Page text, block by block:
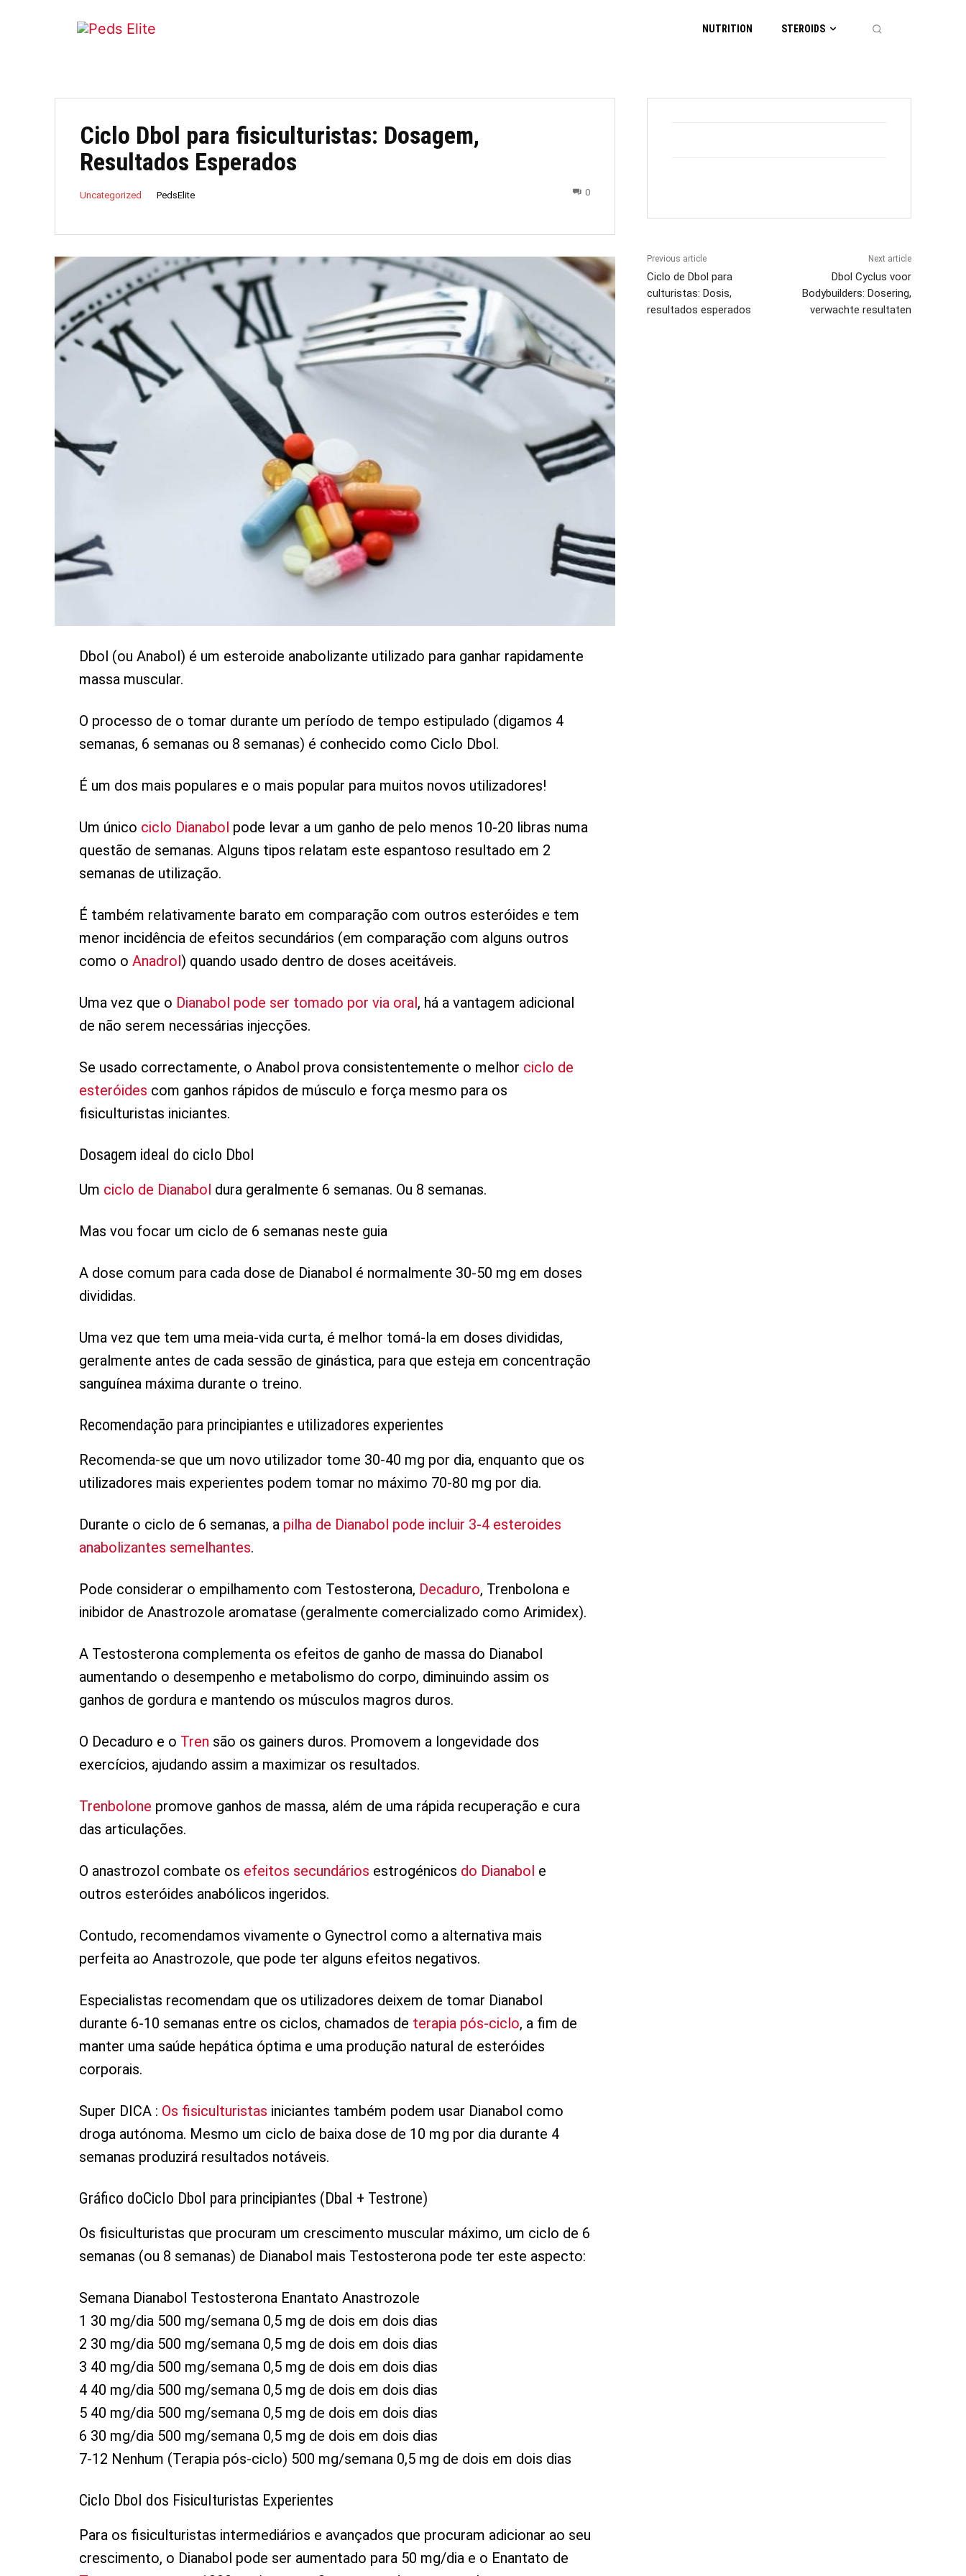
NUTRITION STEROIDS
Ciclo Dbol para fisiculturistas: Dosagem,
Resultados Esperados
Uncategorized PedsElite 0
Dbol (ou Anabol) é um esteroide anabolizante utilizado para ganhar rapidamente
massa muscular.
O processo de o tomar durante um período de tempo estipulado (digamos 4
semanas, 6 semanas ou 8 semanas) é conhecido como Ciclo Dbol.
É um dos mais populares e o mais popular para muitos novos utilizadores!
Um único ciclo Dianabol pode levar a um ganho de pelo menos 10-20 libras numa
questão de semanas. Alguns tipos relatam este espantoso resultado em 2
semanas de utilização.
É também relativamente barato em comparação com outros esteróides e tem
menor incidência de efeitos secundários (em comparação com alguns outros
como o Anadrol) quando usado dentro de doses aceitáveis.
Uma vez que o Dianabol pode ser tomado por via oral, há a vantagem adicional
de não serem necessárias injecções.
Se usado correctamente, o Anabol prova consistentemente o melhor ciclo de
esteróides com ganhos rápidos de músculo e força mesmo para os
fisiculturistas iniciantes.
Dosagem ideal do ciclo Dbol
Um ciclo de Dianabol dura geralmente 6 semanas. Ou 8 semanas.
Mas vou focar um ciclo de 6 semanas neste guia
A dose comum para cada dose de Dianabol é normalmente 30-50 mg em doses
divididas.
Uma vez que tem uma meia-vida curta, é melhor tomá-la em doses divididas,
geralmente antes de cada sessão de ginástica, para que esteja em concentração
sanguínea máxima durante o treino.
Recomendação para principiantes e utilizadores experientes
Recomenda-se que um novo utilizador tome 30-40 mg por dia, enquanto que os
utilizadores mais experientes podem tomar no máximo 70-80 mg por dia.
Durante o ciclo de 6 semanas, a pilha de Dianabol pode incluir 3-4 esteroides
anabolizantes semelhantes.
Pode considerar o empilhamento com Testosterona, Decaduro, Trenbolona e
inibidor de Anastrozole aromatase (geralmente comercializado como Arimidex).
A Testosterona complementa os efeitos de ganho de massa do Dianabol
aumentando o desempenho e metabolismo do corpo, diminuindo assim os
ganhos de gordura e mantendo os músculos magros duros.
O Decaduro e o Tren são os gainers duros. Promovem a longevidade dos
exercícios, ajudando assim a maximizar os resultados.
Trenbolone promove ganhos de massa, além de uma rápida recuperação e cura
das articulações.
O anastrozol combate os efeitos secundários estrogénicos do Dianabol e
outros esteróides anabólicos ingeridos.
Contudo, recomendamos vivamente o Gynectrol como a alternativa mais
perfeita ao Anastrozole, que pode ter alguns efeitos negativos.
Especialistas recomendam que os utilizadores deixem de tomar Dianabol
durante 6-10 semanas entre os ciclos, chamados de terapia pós-ciclo, a fim de
manter uma saúde hepática óptima e uma produção natural de esteróides
corporais.
Super DICA : Os fisiculturistas iniciantes também podem usar Dianabol como
droga autónoma. Mesmo um ciclo de baixa dose de 10 mg por dia durante 4
semanas produzirá resultados notáveis.
Gráfico doCiclo Dbol para principiantes (Dbal + Testrone)
Os fisiculturistas que procuram um crescimento muscular máximo, um ciclo de 6
semanas (ou 8 semanas) de Dianabol mais Testosterona pode ter este aspecto:
Semana Dianabol Testosterona Enantato Anastrozole
1 30 mg/dia 500 mg/semana 0,5 mg de dois em dois dias
2 30 mg/dia 500 mg/semana 0,5 mg de dois em dois dias
3 40 mg/dia 500 mg/semana 0,5 mg de dois em dois dias
4 40 mg/dia 500 mg/semana 0,5 mg de dois em dois dias
5 40 mg/dia 500 mg/semana 0,5 mg de dois em dois dias
6 30 mg/dia 500 mg/semana 0,5 mg de dois em dois dias
7-12 Nenhum (Terapia pós-ciclo) 500 mg/semana 0,5 mg de dois em dois dias
Ciclo Dbol dos Fisiculturistas Experientes
Para os fisiculturistas intermediários e avançados que procuram adicionar ao seu
crescimento, o Dianabol pode ser aumentado para 50 mg/dia e o Enantato de
Previous article
Ciclo de Dbol para
culturistas: Dosis,
resultados esperados
Next article
Dbol Cyclus voor
Bodybuilders: Dosering,
verwachte resultaten